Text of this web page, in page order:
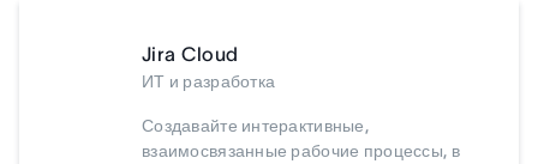
Jira Cloud
ИТ и разработка
Создавайте интерактивные,
взаимосвязанные рабочие процессы, в